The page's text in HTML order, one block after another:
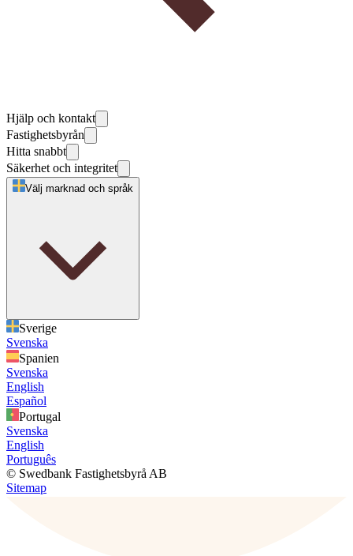
Hjälp och kontakt
Fastighetsbyrån
Hitta snabbt
Säkerhet och integritet
Välj marknad och språk
Sverige
Svenska
Spanien
Svenska
English
Español
Portugal
Svenska
English
Português
© Swedbank Fastighetsbyrå AB
Sitemap